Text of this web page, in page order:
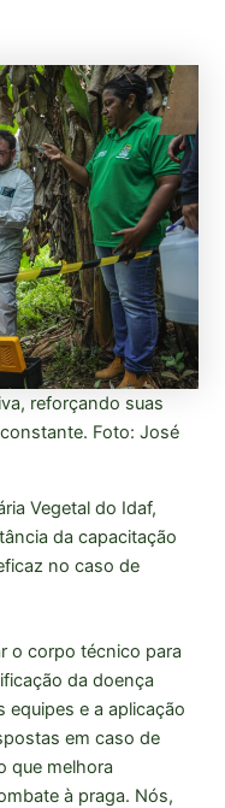
reforçando suas
Foto: José
Vegetal do Idaf,
da capacitação
no caso de
o corpo técnico para
da doença
equipes e a aplicação
em caso de
que melhora
à praga. Nós,